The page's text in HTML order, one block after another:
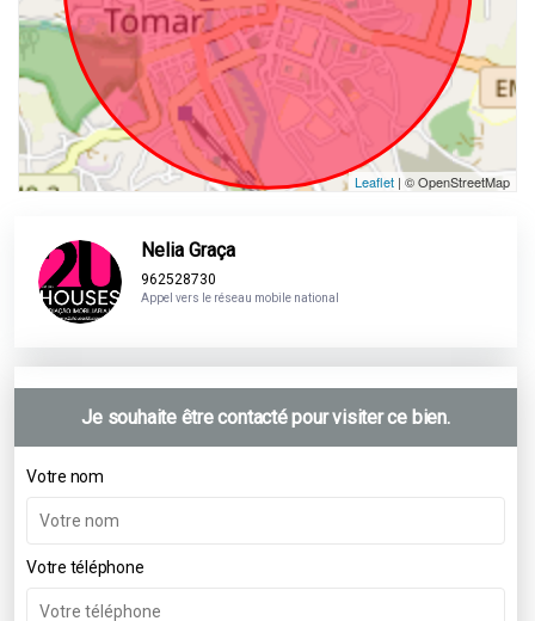
Leaflet | © OpenStreetMap
Nelia Graça
962528730
Appel vers le réseau mobile national
Je souhaite être contacté pour visiter ce bien.
Votre nom
Votre téléphone